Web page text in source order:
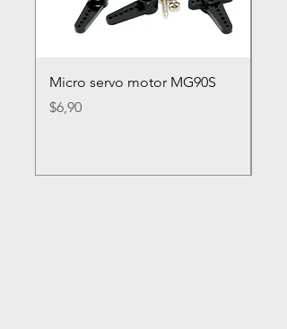
Micro servo motor MG90S
Precio
$6,90